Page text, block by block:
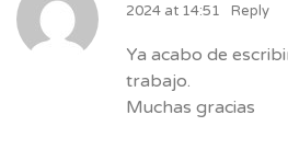
2024 at 14:51
Reply
Ya acabo de
trabajo.
Muchas gracias